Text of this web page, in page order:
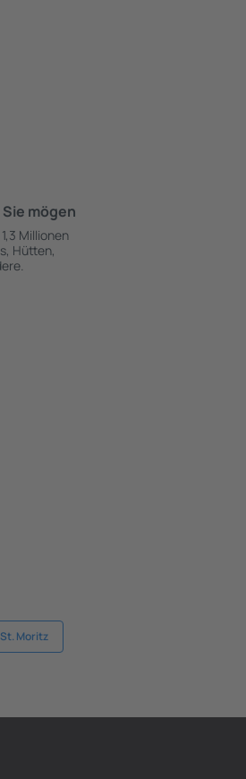
mögen
Millionen
Hütten,
Moritz